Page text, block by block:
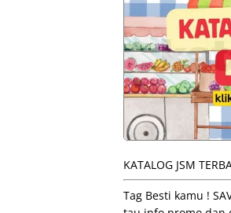
KATALOG JSM
Tag Besti kamu !